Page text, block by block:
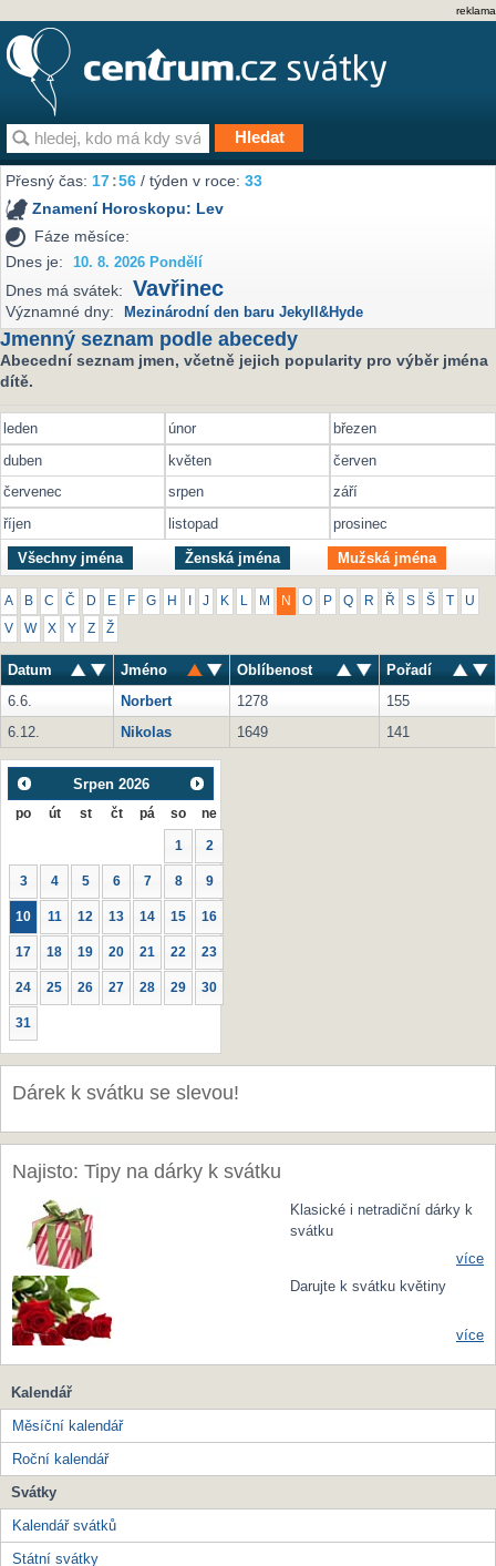
reklama
Přesný čas:17:56 / týden v roce:33
Znamení Horoskopu: Lev
Fáze měsíce:
Dnes je:
10. 8. 2026 Pondělí
Dnes má svátek: Vavřinec
Významné dny: Mezinárodní den baru Jekyll&Hyde
Jmenný seznam podle abecedy
Abecední seznam jmen, včetně jejich popularity pro výběr jména
dítě.
leden únor
březen
duben
květen
červen
červenec
srpen
září
říjen
listopad prosinec
Všechny jména Ženská jména Mužská jména
A B C Č D E F G H J K M N O P Q R Ř S Š U
V W X Y Z Ž
Datum Jméno Oblíbenost
Pořadí
6.6.
Norbert 1278
155
6.12.
Nikolas 1649 141
Srpen 2026
po út st čt pá so ne
1 2
3 4 5 6 7 8 9
10 11 12 13 14 15 16
17 18 19 20 21 22 23
24 25 26 27 28 29 30
31
Dárek k svátku se slevou!
Najisto: Tipy na dárky k svátku
Klasické i netradiční dárky k
svátku
více
Darujte k svátku květiny
více
Kalendář
Měsíční kalendář
Roční kalendář
Svátky
Kalendář svátků
Státní svátky